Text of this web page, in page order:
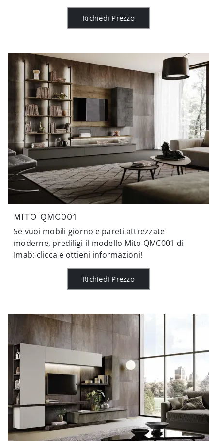
Richiedi Prezzo
MITO QMC001
Se vuoi mobili giorno e pareti attrezzate
moderne, prediligi il modello Mito QMC001 di
Imab: clicca e ottieni informazioni!
Richiedi Prezzo